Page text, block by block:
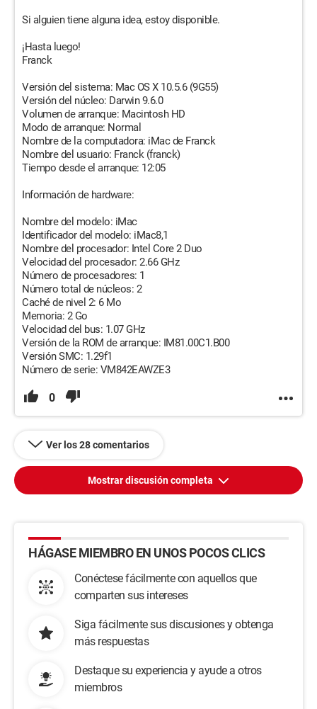
Si alguien tiene alguna idea, estoy disponible.
¡Hasta luego!
Franck
Versión del sistema: Mac OS X 10.5.6 (9G55)
Versión del núcleo: Darwin 9.6.0
Volumen de arranque: Macintosh HD
Modo de arranque: Normal
Nombre de la computadora: iMac de Franck
Nombre del usuario: Franck (franck)
Tiempo desde el arranque: 12:05
Información de hardware:
Nombre del modelo: iMac
Identificador del modelo: iMac8,1
Nombre del procesador: Intel Core 2 Duo
Velocidad del procesador: 2.66 GHz
Número de procesadores: 1
Número total de núcleos: 2
Caché de nivel 2: 6 Mo
Memoria: 2 Go
Velocidad del bus: 1.07 GHz
Versión de la ROM de arranque: IM81.00C1.B00
Versión SMC: 1.29f1
Número de serie: VM842EAWZE3
0
Ver los 28 comentarios
Mostrar discusión completa
HÁGASE MIEMBRO EN UNOS POCOS CLICS
Conéctese fácilmente con aquellos que
comparten sus intereses
Siga fácilmente sus discusiones y obtenga
más respuestas
Destaque su experiencia y ayude a otros
miembros